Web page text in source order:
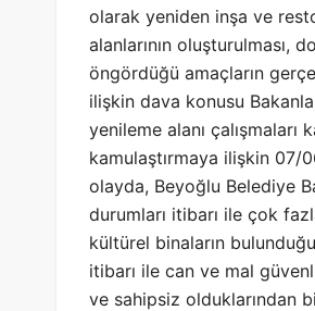
olarak yeniden inşa ve
alanlarının oluşturulması,
öngördüğü amaçların
ilişkin dava konusu
yenileme alanı çalışmaları
kamulaştırmaya ilişkin 07/
olayda, Beyoğlu Belediye
durumları itibarı ile çok
kültürel binaların
itibarı ile can ve mal
ve sahipsiz olduklarından